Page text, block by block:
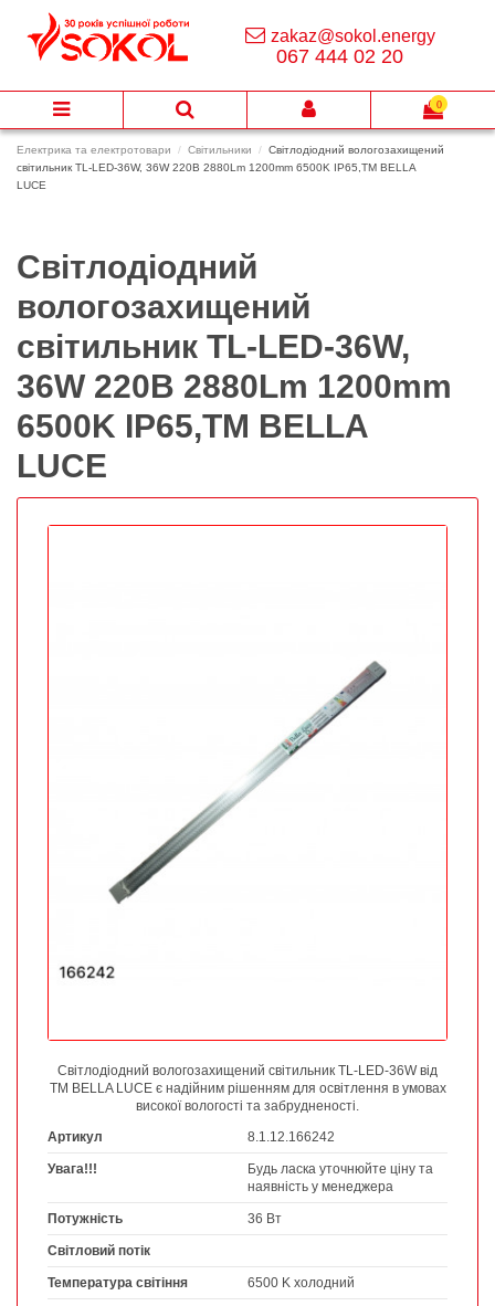
Електрика та електротовари Світильники
Світлодіодний вологозахищений
світильник TL-LED-36W, 36W 220В 2880Lm 1200mm 6500K IP65,TM BELLA
LUCE
Світлодіодний
вологозахищений
світильник TL-LED-36W,
36W 220В 2880Lm 1200mm
6500K IP65,TM BELLA
LUCE
Світлодіодний вологозахищений світильник TL-LED-36W від
TM BELLA LUCE є надійним рішенням для освітлення в умовах
високої вологості та забрудненості.
Артикул
8.1.12.166242
Увага!!!
Будь ласка уточнюйте ціну та
наявність у менеджера
Потужність 36 Вт
Світловий потік
Температура світіння 6500 K холодний
zakaz@sokol.energy
067 444 02 20
0